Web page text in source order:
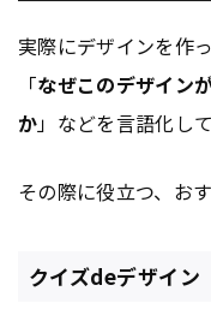
実際にデザインを作
「なぜこのデザイン
か」などを言語化し
その際に役立つ、お
クイズdeデザイン